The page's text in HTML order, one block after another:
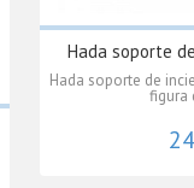
Hada soporte
Hada soporte de
figura